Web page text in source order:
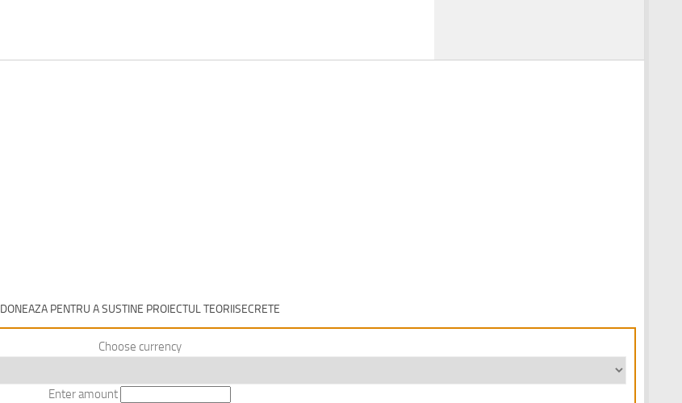
DONEAZA PENTRU A SUSTINE PROIECTUL TEORIISECRETE
Choose currency
Enter amount